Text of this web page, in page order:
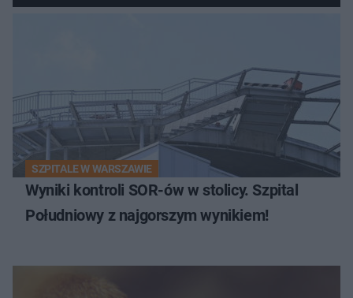
SZPITALE W WARSZAWIE
Wyniki kontroli SOR-ów w stolicy. Szpital
Południowy z najgorszym wynikiem!